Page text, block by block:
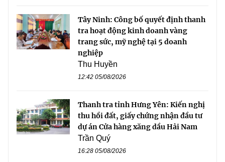
Tây Ninh: Công bố quyết định thanh
tra hoạt động kinh doanh vàng
trang sức, mỹ nghệ tại 5 doanh
nghiệp
Thu Huyền
12:42 05/08/2026
Thanh tra tỉnh Hưng Yên: Kiến nghị
thu hồi đất, giấy chứng nhận đầu tư
dự án Cửa hàng xăng dầu Hải Nam
Trần Quý
16:28 05/08/2026